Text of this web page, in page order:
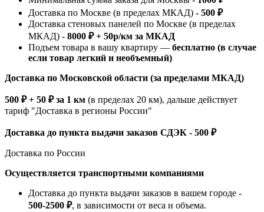
Доставка по Москве (в пределах МКАД) - 500 ₽
Доставка стеновых панелей по Москве (в пределах
МКАД) - 8000 ₽ + 50р/км за МКАД
Подъем товара в вашу квартиру — бесплатно (в случае
если товар легкий и необъемный)
Доставка по Московской области (за пределами МКАД)
500 ₽ + 50 ₽ за 1 км (в пределах 20 км), дальше действует
тариф "Доставка в регионы России"
Доставка до пункта выдачи заказов СДЭК - 500 ₽
Доставка по России
Осуществляется транспортными компаниями
Доставка до пункта выдачи заказов в вашем городе -
500-2500 ₽, в зависимости от веса и объема.